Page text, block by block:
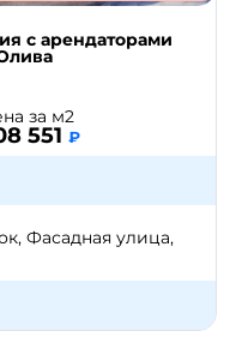
с арендаторами
за м2
551 ₽
Фасадная улица,